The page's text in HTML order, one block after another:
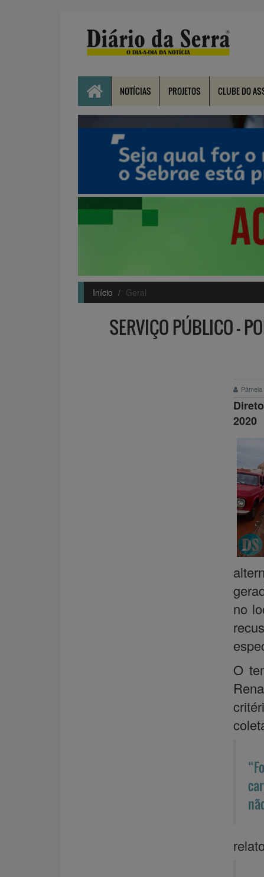
NOTÍCIAS PROJETOS CLUBE DO
Início Geral
SERVIÇO PÚBLICO –
2020
no
O